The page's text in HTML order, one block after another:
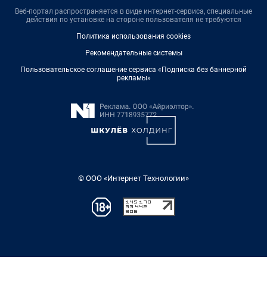
Веб-портал распространяется в виде интернет-сервиса, специальные
действия по установке на стороне пользователя не требуются
Политика использования cookies
Рекомендательные системы
Пользовательское соглашение сервиса «Подписка без баннерной
рекламы»
© ООО «Интернет Технологии»